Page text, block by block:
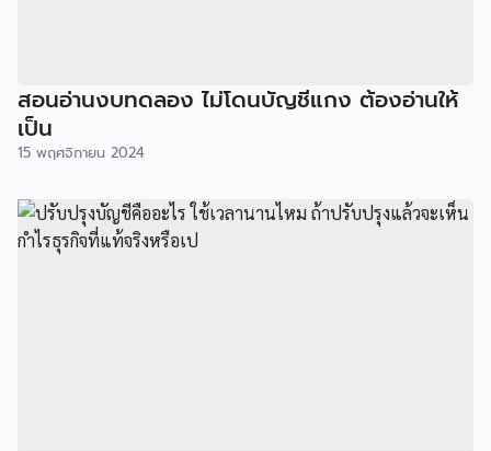
สอนอ่านงบทดลอง ไม่โดนบัญชีแกง ต้องอ่านให้
เป็น
15 พฤศจิกายน 2024